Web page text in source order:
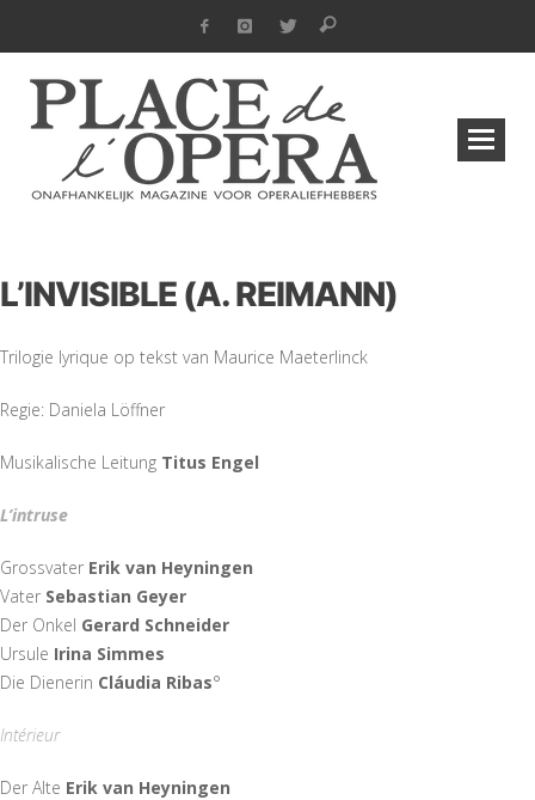
L’INVISIBLE (A. REIMANN)
Trilogie lyrique op tekst van Maurice Maeterlinck
Regie: Daniela Löffner
Musikalische Leitung Titus Engel
L’intruse
Grossvater Erik van Heyningen
Vater Sebastian Geyer
Der Onkel Gerard Schneider
Ursule Irina Simmes
Die Dienerin Cláudia Ribas°
Intérieur
Der Alte Erik van Heyningen